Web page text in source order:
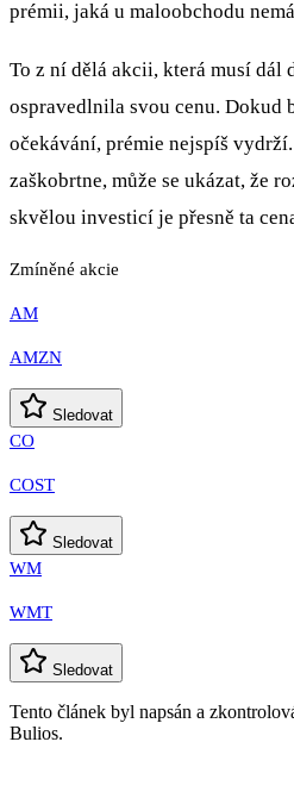
prémii, jaká u maloobchodu
To z ní dělá akcii, která musí dál
ospravedlnila svou cenu. Dokud
očekávání, prémie nejspíš
zaškobrtne, může se ukázat, že
skvělou investicí je přesně ta
Zmíněné akcie
AM
AMZN
Sledovat
CO
COST
Sledovat
WM
WMT
Sledovat
Tento článek byl napsán a
Bulios.